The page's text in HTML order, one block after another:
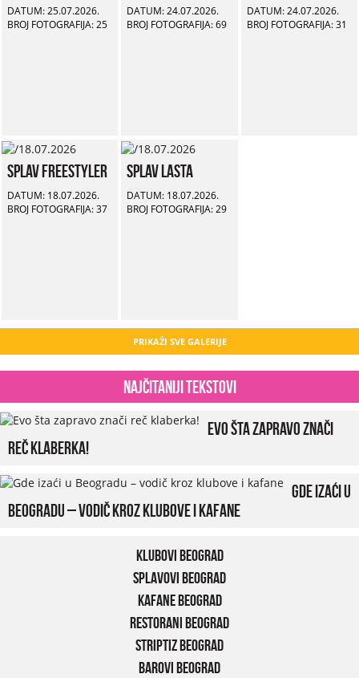
DATUM: 25.07.2026.
BROJ FOTOGRAFIJA: 25
DATUM: 24.07.2026.
BROJ FOTOGRAFIJA: 69
DATUM: 24.07.2026.
BROJ FOTOGRAFIJA: 31
Splav Freestyler
DATUM: 18.07.2026.
BROJ FOTOGRAFIJA: 37
Splav Lasta
DATUM: 18.07.2026.
BROJ FOTOGRAFIJA: 29
PRIKAŽI SVE GALERIJE
Najčitaniji tekstovi
Evo šta zapravo znači
reč klaberka!
Gde izaći u
Beogradu – vodič kroz klubove i kafane
Klubovi Beograd
Splavovi Beograd
Kafane Beograd
Restorani Beograd
Striptiz Beograd
Barovi Beograd